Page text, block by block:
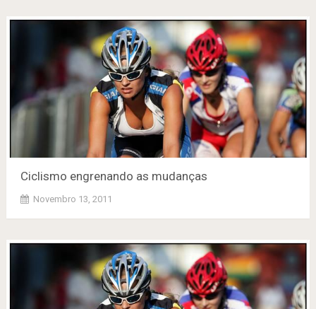
Ciclismo engrenando as mudanças
Novembro 13, 2011